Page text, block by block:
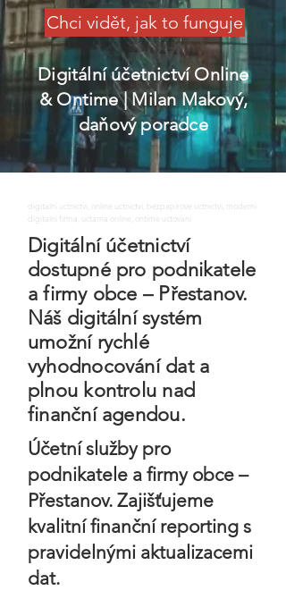
Chci vidět, jak to funguje
Digitální účetnictví Online
& Ontime| Milan Makový,
daňový poradce
digitalni uctnictvi, online uctnictvi, bezpapirove uctnictvi, moderni
digitalni firma, uctarna online, ontime uctovani
Digitální účetnictví
dostupné pro podnikatele
a firmy obce – Přestanov.
Náš digitální systém
umožní rychlé
vyhodnocování dat a
plnou kontrolu nad
finanční agendou.
Účetní služby pro
podnikatele a firmy obce –
Přestanov. Zajišťujeme
kvalitní finanční reporting s
pravidelnými aktualizacemi
dat.